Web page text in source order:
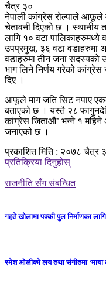
चैत्र ३०
नेपाली कांग्रेस रोल्पाले आफूले
चेतावनी दिएको छ । स्थानीय
लागि १० वटा पालिकाहरुमध्ये
उपप्रमुख, ३६ वटा वडाहरुमा
वडाहरुमा तीन जना सदस्यको
भाग लिने निर्णय गरेको कांग्रेस
दिए ।
आफूले माग जति सिट नपाए एकल
बताएको छ । यस्तै २८
कांग्रेस जिताऔं’ भन्ने १ महिने
जनाएको छ ।
प्रकाशित मिति : २०७८ चैत्र
प्रतिक्रिया दिनुहोस्
राजनीति सँग संबन्धित
गहते खोलामा पक्की पुल निर्माणका
रमेश ओलीको लय तथा संगीतमा ‘माया